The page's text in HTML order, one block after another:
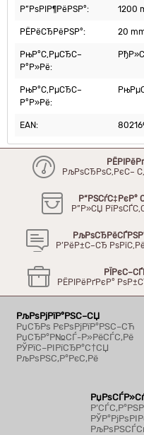
Р”РѕРІР¶РёРЅР°: 1200
РЁРёСЂРёРЅР°: 20
РњР°С‚РµСЂС–
Р°Р»Рё:
РњР°С‚РµСЂС–
Р°Р»Рё:
EAN:
РљРѕСЂРѕС‚РєС–
Р“РЅСѓС‡РєР°
Р”Р»СЏ
Р’РёР±С–СЂ
РЁРІРёРґРєР°
РљРѕРјРїР°РЅС–СЏ
РџСЂРѕ РєРѕРјРїР°РЅС–СЋ
РџСЂР°Р№СЃ-Р»РёСЃС‚Рё
РЎРїС–РІРїСЂР°С†СЏ
РљРѕРЅС‚Р°РєС‚Рё